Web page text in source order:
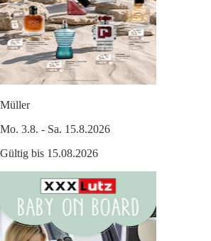
Müller
Mo. 3.8. - Sa. 15.8.2026
Gültig bis 15.08.2026